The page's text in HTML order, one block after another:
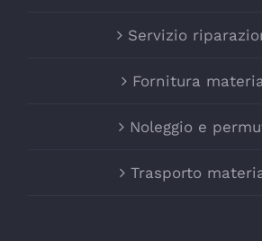
Servizio
Fornitura
Noleggio e
Trasporto